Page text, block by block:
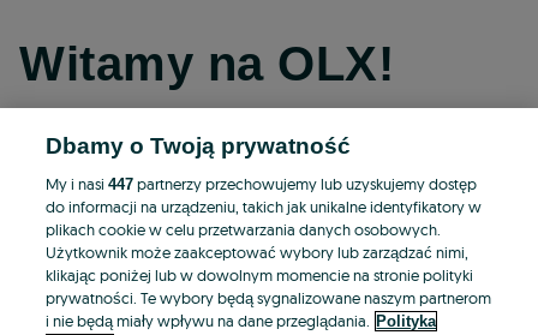
Witamy na OLX!
Kontynuuj przez Facebooka
Kontynuuj przez konto Apple
Kontynuuj przez konto Google
Dbamy o Twoją prywatność
My i nasi447 partnerzy przechowujemy lub uzyskujemy dostęp
do informacji na urządzeniu, takich jak unikalne identyfikatory w
plikach cookie w celu przetwarzania danych osobowych.
Użytkownik może zaakceptować wybory lub zarządzać nimi,
klikając poniżej lub w dowolnym momencie na stronie polityki
prywatności. Te wybory będą sygnalizowane naszym partnerom
i nie będą miały wpływu na dane przeglądania.
Polityka